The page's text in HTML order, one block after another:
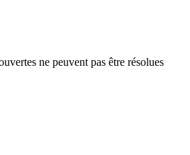
ne peuvent pas être résolues